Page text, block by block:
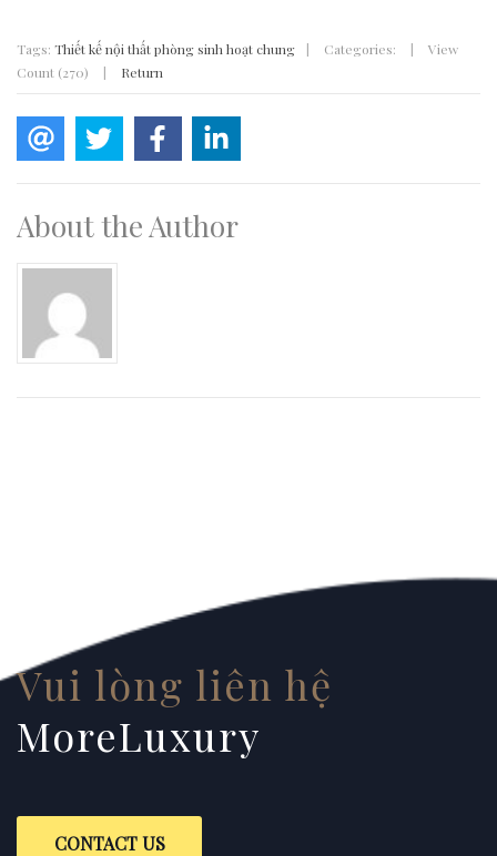
Tags: Thiết kế nội thất phòng sinh hoạt chung | Categories: |
View
Count (270)
| Return
About the Author
Vui lòng liên hệ
MoreLuxury
CONTACT US